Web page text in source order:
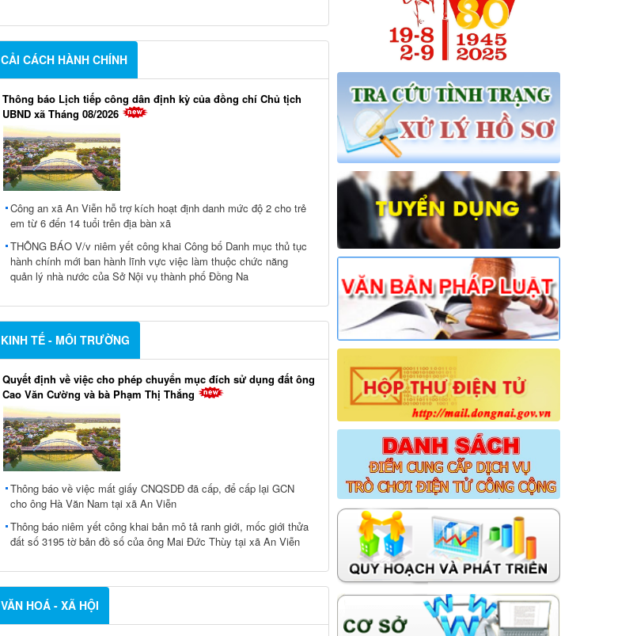
CẢI CÁCH HÀNH CHÍNH
Thông báo Lịch tiếp công dân định kỳ của đồng chí Chủ tịch
UBND xã Tháng 08/2026
Công an xã An Viễn hỗ trợ kích hoạt định danh mức độ 2 cho trẻ
em từ 6 đến 14 tuổi trên địa bàn xã
THÔNG BÁO V/v niêm yết công khai Công bố Danh mục thủ tục
hành chính mới ban hành lĩnh vực việc làm thuộc chức năng
quản lý nhà nước của Sở Nội vụ thành phố Đồng Na
KINH TẾ - MÔI TRƯỜNG
Quyết định về việc cho phép chuyển mục đích sử dụng đất ông
Cao Văn Cường và bà Phạm Thị Thắng
Thông báo về việc mất giấy CNQSDĐ đã cấp, để cấp lại GCN
cho ông Hà Văn Nam tại xã An Viễn
Thông báo niêm yết công khai bản mô tả ranh giới, mốc giới thửa
đất số 3195 tờ bản đồ số của ông Mai Đức Thùy tại xã An Viễn
VĂN HOÁ - XÃ HỘI